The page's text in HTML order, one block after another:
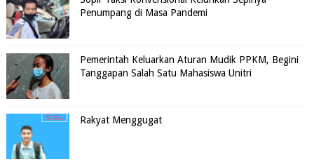
Penumpang di Masa Pandemi
Pemerintah Keluarkan Aturan Mudik PPKM, Begini
Tanggapan Salah Satu Mahasiswa Unitri
Rakyat Menggugat